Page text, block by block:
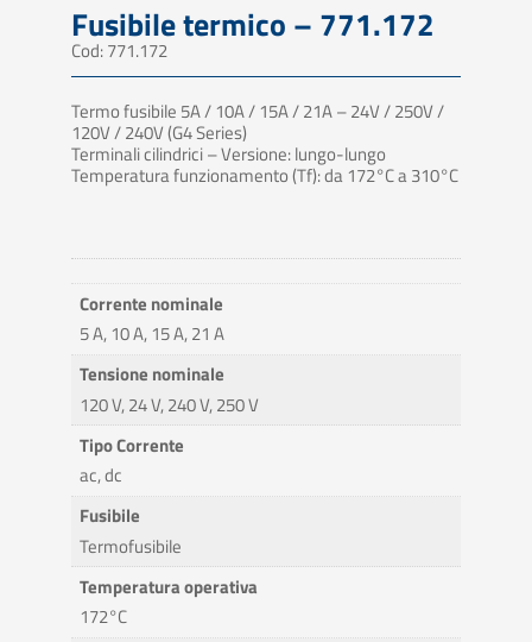
Fusibile termico – 771.172
Cod: 771.172
Termo fusibile 5A / 10A / 15A / 21A – 24V / 250V /
120V / 240V (G4 Series)
Terminali cilindrici – Versione: lungo-lungo
Temperatura funzionamento (Tf): da 172°C a 310°C
Corrente nominale
5 A, 10 A, 15 A, 21 A
Tensione nominale
120 V, 24 V, 240 V, 250 V
Tipo Corrente
ac, dc
Fusibile
Termofusibile
Temperatura operativa
172°C